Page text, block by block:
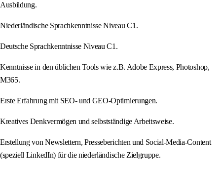
Ausbildung.
Niederländische Sprachkenntnisse Niveau C1.
Deutsche Sprachkenntnisse Niveau C1.
Kenntnisse in den üblichen Tools wie z.B. Adobe Express, Photoshop,
M365.
Erste Erfahrung mit SEO- und GEO-Optimierungen.
Kreatives Denkvermögen und selbstständige Arbeitsweise.
Erstellung von Newslettern, Presseberichten und Social-Media-Content
(speziell LinkedIn) für die niederländische Zielgruppe.